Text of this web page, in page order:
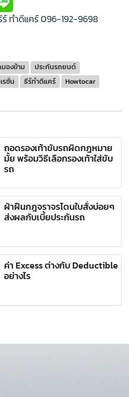
ทำดีแคร์096-192-9698
องข้าม
ประกันรถยนต์
รชั่น ธีร์ทำดีแคร์ Howtocar
ถอดรองเท้าขับรถผิดกฎหมาย
มั้ย พร้อมวิธีเลือกรองเท้าใส่ขับ
รถ
ฝ่าฝืนกฎจราจรโดนใบสั่งบ่อยๆ
ส่งผลกับเบี้ยประกันรถ
ค่า Excess ต่างกับ Deductible
อย่างไร